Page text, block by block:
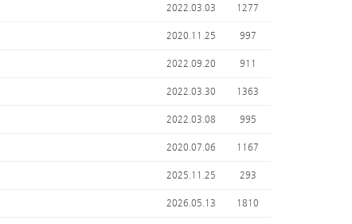
2022.03.03 1277
2020.11.25 997
2022.09.20 911
2022.03.30 1363
2022.03.08 995
2020.07.06 1167
2025.11.25 293
2026.05.13 1810